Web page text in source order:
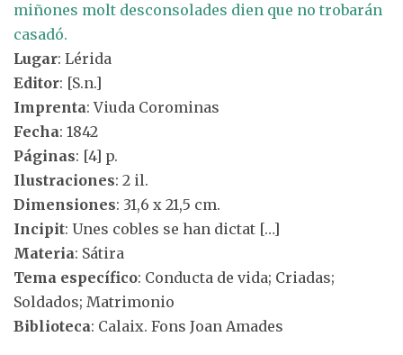
miñones molt desconsolades dien que no trobarán
casadó.
Lugar: Lérida
Editor: [S.n.]
Imprenta: Viuda Corominas
Fecha: 1842
Páginas: [4] p.
Ilustraciones: 2 il.
Dimensiones: 31,6 x 21,5 cm.
Incipit: Unes cobles se han dictat […]
Materia: Sátira
Tema específico: Conducta de vida; Criadas;
Soldados; Matrimonio
Biblioteca: Calaix. Fons Joan Amades